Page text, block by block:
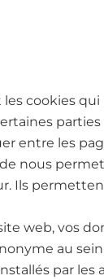
les cookies
entre les
nous
Ils
web, vos
au
par